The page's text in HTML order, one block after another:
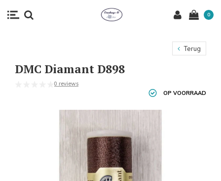
0
Terug
DMC Diamant D898
0 reviews
OP VOORRAAD